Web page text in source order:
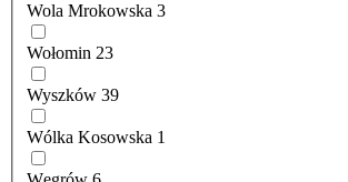
Wola Mrokowska 3
Wołomin 23
Wyszków 39
Wólka Kosowska 1